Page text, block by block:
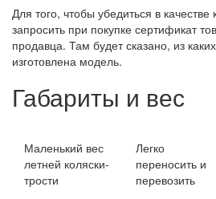
Для того, чтобы убедиться в
запросить при покупке сертификат
продавца. Там будет сказано, из
изготовлена модель.
Габариты и вес
Маленький вес
летней коляски-
трости
Легко
переносить и
перевозить